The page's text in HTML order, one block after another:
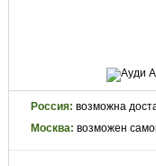
Россия: возможна
Москва: возможен